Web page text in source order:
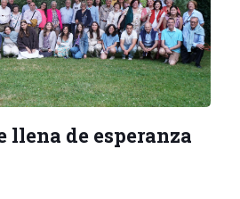
llena de esperanza